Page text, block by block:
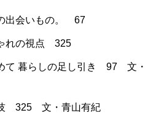
出会いもの。 67
れの視点 325
て 暮らしの足し引き 97 文・
325 文・青山有紀